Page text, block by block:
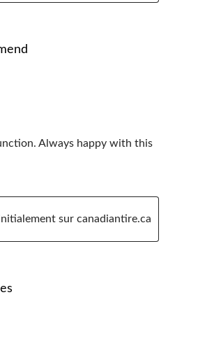
Always happy with this
sur canadiantire.ca